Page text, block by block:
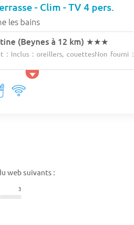
- Clim - TV 4 pers.
les bains
(Beynes à 12 km) ★★★
: Inclus : oreillers, couettesNon fourni :
web suivants :
3